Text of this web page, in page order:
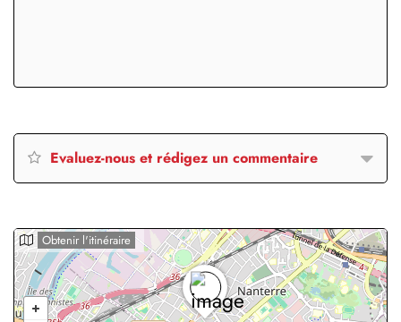
Evaluez-nous et rédigez un commentaire
Obtenir l'itinéraire